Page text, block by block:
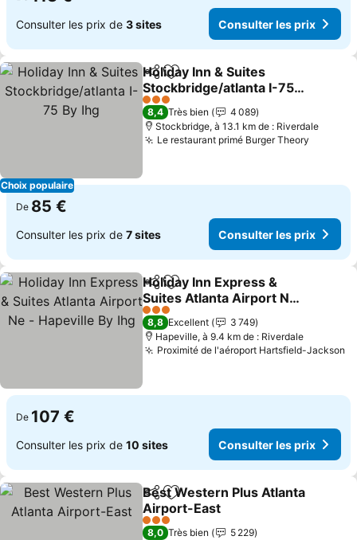
Consulter les prix de 3 sites Consulter les prix
Choix populaire
PartagerAjouter à mes favoris
Holiday Inn & Suites
Stockbridge/atlanta I-75
By Ihg
3 Étoiles
8,4 Très bien
4 089
Stockbridge, à 13.1 km de : Riverdale
Le restaurant primé Burger Theory
De 85 €
Consulter les prix de 7 sites Consulter les prix
PartagerAjouter à mes favoris
Holiday Inn Express &
Suites Atlanta Airport Ne
- Hapeville By Ihg
3 Étoiles
8,8 Excellent
3 749
Hapeville, à 9.4 km de : Riverdale
Proximité de l'aéroport Hartsfield-Jackson
De 107 €
Consulter les prix de 10 sites Consulter les prix
PartagerAjouter à mes favoris
Best Western Plus Atlanta
Airport-East
3 Étoiles
8,0 Très bien
5 229